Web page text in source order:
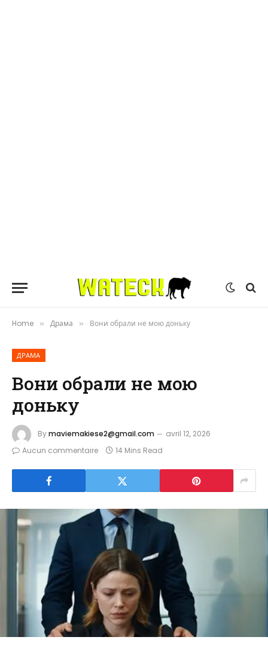
Home » Драма » Вони обрали не мою доньку
ДРАМА
Вони обрали не мою
доньку
Bymaviemakiese2@gmail.com
avril 12, 2026
Aucun commentaire
14 Mins Read